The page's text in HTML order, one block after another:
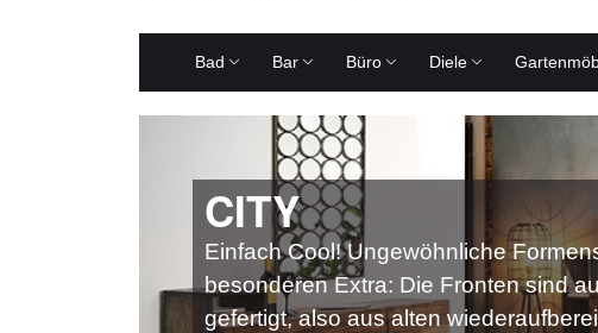
Bad Bar Büro Diele
CITY
Einfach Cool! Ungewöhnliche
besonderen Extra: Die Fronten sind
gefertigt, also aus alten